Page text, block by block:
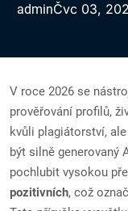
adminČvc 03,
V roce 2026 se
prověřování profilů,
kvůli plagiátorství,
být silně generovaný
pochlubit vysokou
pozitivních, což